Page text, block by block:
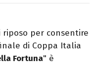
Media, amo il
TV e la moda, dove
tendenze.
riposo per consentire
di Coppa Italia
Fortuna" è